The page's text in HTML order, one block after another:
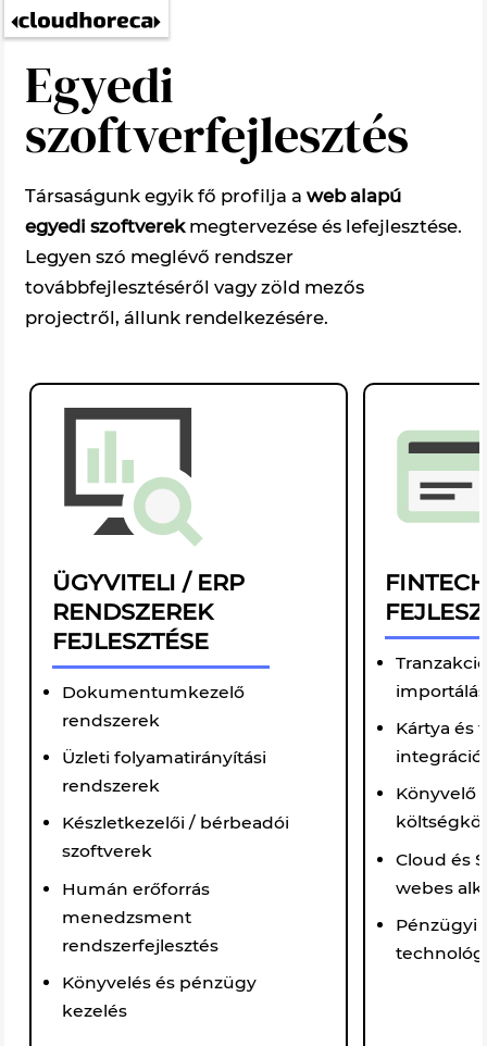
Egyedi
szoftverfejlesztés
Társaságunk egyik fő profilja a web alapú
egyedi szoftverekmegtervezése és lefejlesztése.
Legyen szó meglévő rendszer
továbbfejlesztéséről vagy zöld mezős
projectről, állunk rendelkezésére.
ÜGYVITELI / ERP
RENDSZEREK
FEJLESZTÉSE
Dokumentumkezelő
rendszerek
Üzleti folyamatirányítási
rendszerek
Készletkezelői / bérbeadói
szoftverek
Humán erőforrás
menedzsment
rendszerfejlesztés
Könyvelés és pénzügy
kezelés
Kártya és
Könyvelő
Cloud és
webes
Pénzügyi